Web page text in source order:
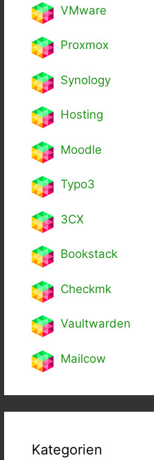
VMware
Proxmox
Synology
Hosting
Moodle
Typo3
3CX
Bookstack
Checkmk
Vaultwarden
Mailcow
Kategorien